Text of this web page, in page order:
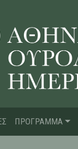
ΠΡΟΓΡΑΜΜΑ